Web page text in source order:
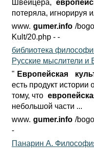
Швейцера,
потеряла, игнорируя
www. gumer.info /
Kult/20.php - -
библиотека
Русские мыслители и
" Европейская
есть продукт
тому, что
небольшой части ...
www. gumer.info /
-
Панарин А.